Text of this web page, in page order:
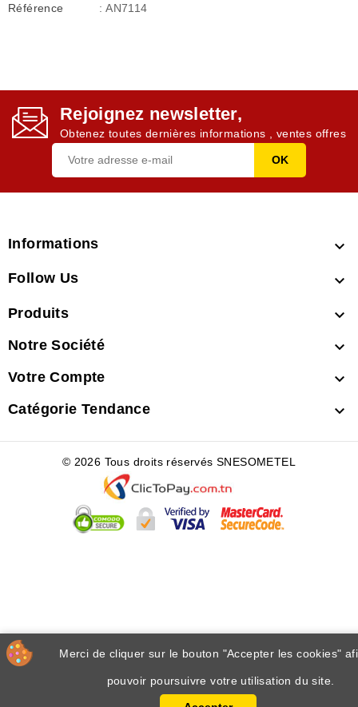
Référence : AN7114
Rejoignez newsletter,
Obtenez toutes dernières informations , ventes offres
Informations 
Follow Us 
Produits 
Notre Société 
Votre Compte 
Catégorie Tendance 
Merci de cliquer sur le bouton "Accepter les cookies"
pouvoir poursuivre votre utilisation du site.
© 2026 Tous droits réservés SNESOMETEL